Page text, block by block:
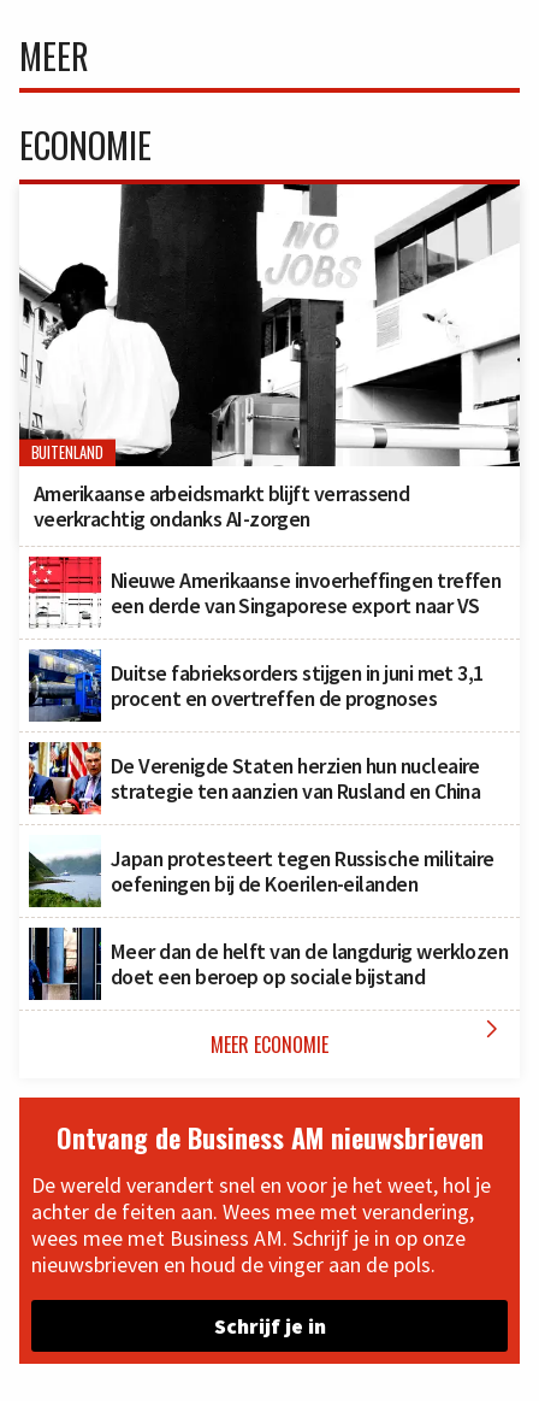
MEER
ECONOMIE
BUITENLAND
Amerikaanse arbeidsmarkt blijft verrassend
veerkrachtig ondanks AI-zorgen
Nieuwe Amerikaanse invoerheffingen treffen
een derde van Singaporese export naar VS
Duitse fabrieksorders stijgen in juni met 3,1
procent en overtreffen de prognoses
De Verenigde Staten herzien hun nucleaire
strategie ten aanzien van Rusland en China
Japan protesteert tegen Russische militaire
oefeningen bij de Koerilen-eilanden
Meer dan de helft van de langdurig werklozen
doet een beroep op sociale bijstand
MEER ECONOMIE 
Ontvang de Business AM nieuwsbrieven
De wereld verandert snel en voor je het weet, hol je
achter de feiten aan. Wees mee met verandering,
wees mee met Business AM. Schrijf je in op onze
nieuwsbrieven en houd de vinger aan de pols.
Schrijf je in